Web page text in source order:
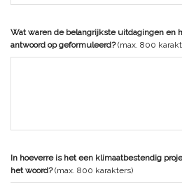
Wat waren de belangrijkste uitdagingen en
antwoord op geformuleerd?(max. 800
In hoeverre is het een klimaatbestendig
het woord?(max. 800 karakters)